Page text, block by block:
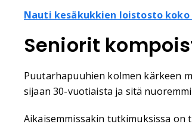
Nauti kesäkukkien loistosto koko
Seniorit
Puutarhapuuhien kolmen kärkeen
sijaan 30-vuotiaista ja sitä
Aikaisemmissakin tutkimuksissa